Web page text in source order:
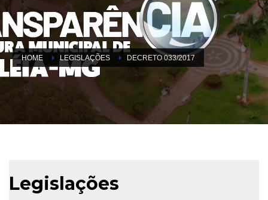
HOME LEGISLAÇÕES DECRETO 033/2017
Legislações